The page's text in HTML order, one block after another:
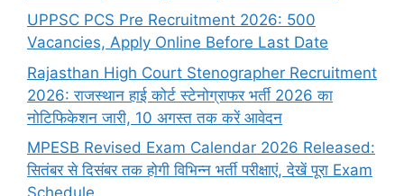
UPPSC PCS Pre Recruitment 2026: 500
Vacancies, Apply Online Before Last Date
Rajasthan High Court Stenographer Recruitment
2026: राजस्थान हाई कोर्ट स्टेनोग्राफर भर्ती 2026 का
नोटिफिकेशन जारी, 10 अगस्त तक करें आवेदन
MPESB Revised Exam Calendar 2026 Released:
सितंबर से दिसंबर तक होगी विभिन्न भर्ती परीक्षाएं, देखें पूरा Exam